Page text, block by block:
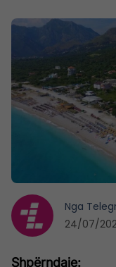
Nga
24/07/